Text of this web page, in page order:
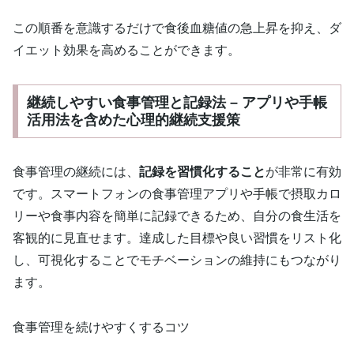
この順番を意識するだけで食後血糖値の急上昇を抑え、ダ
イエット効果を高めることができます。
継続しやすい食事管理と記録法 – アプリや手帳
活用法を含めた心理的継続支援策
食事管理の継続には、 記録を習慣化することが非常に有効
です。スマートフォンの食事管理アプリや手帳で摂取カロ
リーや食事内容を簡単に記録できるため、自分の食生活を
客観的に見直せます。達成した目標や良い習慣をリスト化
し、可視化することでモチベーションの維持にもつながり
ます。
食事管理を続けやすくするコツ